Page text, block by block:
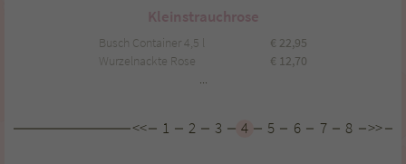
Kleinstrauchrose
Busch Container 4,5 l € 22,95
Wurzelnackte Rose
€ 12,70
...
<< 1 2 3 4 5 6 7 8 >>